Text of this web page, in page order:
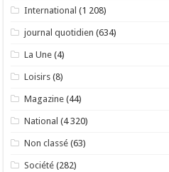
International (1 208)
journal quotidien (634)
La Une (4)
Loisirs (8)
Magazine (44)
National (4 320)
Non classé (63)
Société (282)